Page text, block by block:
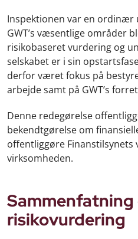
Inspektionen var en ordinær
GWT’s væsentlige områder
risikobaseret vurdering og
selskabet er i sin
derfor været fokus på
arbejde samt på GWT’s
Denne redegørelse
bekendtgørelse om
offentliggøre Finanstilsynets
virksomheden.
Sammenfatning
risikovurdering